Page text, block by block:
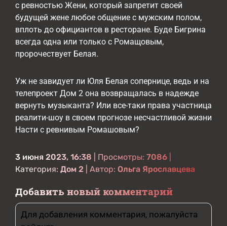
с ревностью Жени, который запретит своей
будущей жене любое общение с мужским полом,
вплоть до официантов в ресторане. Буде Бигрина
всегда одна или только с Ромащовым,
пророчествует Белая.
Уж не завидует ли Юля Белая сопернице, ведь и на
телепроект Дом 2 она возвращалась в надежде
вернуть музыканта? Или все-таки права участница
реалити-шоу в своем прогнозе несчастливой жизни
Насти с ревнивым Ромашовым?
3 июня 2023, 16:38 | Просмотры: 7086
Категория: Дом 2 | Автор: Ольга Ярославцева
Добавить новый комментарий
Для добавления комментария, пожалуйста